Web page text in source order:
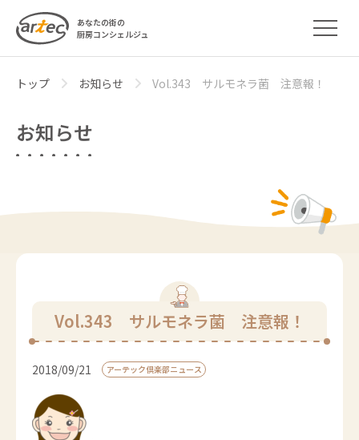
あなたの街の
厨房コンシェルジュ
トップ お知らせ Vol.343 サルモネラ菌 注意報！
お知らせ
Vol.343 サルモネラ菌 注意報！
2018/09/21 アーテック倶楽部ニュース